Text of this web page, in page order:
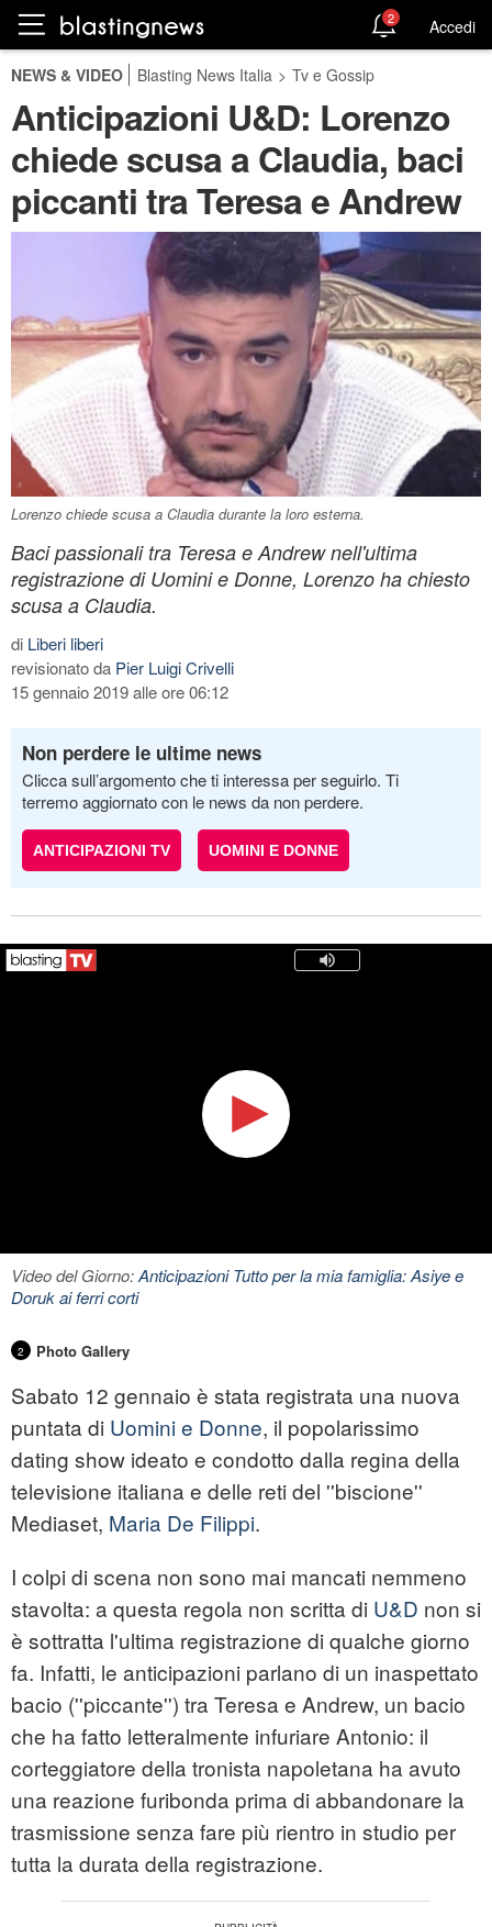
2 Accedi
NEWS & VIDEO Blasting News Italia > Tv e Gossip
Anticipazioni U&D: Lorenzo
chiede scusa a Claudia, baci
piccanti tra Teresa e Andrew
Lorenzo chiede scusa a Claudia durante la loro esterna.
Baci passionali tra Teresa e Andrew nell'ultima
registrazione di Uomini e Donne, Lorenzo ha chiesto
scusa a Claudia.
di Liberi liberi
revisionato da Pier Luigi Crivelli
15 gennaio 2019 alle ore 06:12
Non perdere le ultime news
Clicca sull’argomento che ti interessa per seguirlo. Ti
terremo aggiornato con le news da non perdere.
ANTICIPAZIONI TV UOMINI E DONNE
Video del Giorno:Anticipazioni Tutto per la mia famiglia: Asiye e
Doruk ai ferri corti
2 Photo Gallery
Sabato 12 gennaio è stata registrata una nuova
puntata di Uomini e Donne, il popolarissimo
dating show ideato e condotto dalla regina della
televisione italiana e delle reti del ''biscione''
Mediaset, Maria De Filippi.
I colpi di scena non sono mai mancati nemmeno
stavolta: a questa regola non scritta di U&D non si
è sottratta l'ultima registrazione di qualche giorno
fa. Infatti, le anticipazioni parlano di un inaspettato
bacio (''piccante'') tra Teresa e Andrew, un bacio
che ha fatto letteralmente infuriare Antonio: il
corteggiatore della tronista napoletana ha avuto
una reazione furibonda prima di abbandonare la
trasmissione senza fare più rientro in studio per
tutta la durata della registrazione.